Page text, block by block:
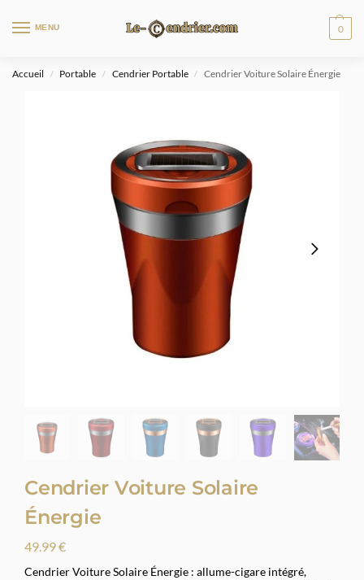
MENU 0
Accueil / Portable / Cendrier Portable / Cendrier Voiture Solaire Énergie
Cendrier Voiture Solaire
Énergie
49.99€
Cendrier Voiture Solaire Énergie : allume-cigare intégré,